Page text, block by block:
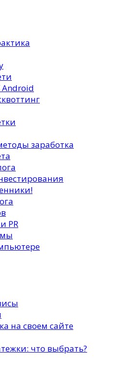
заработка
PR
на своем сайте
что выбрать?